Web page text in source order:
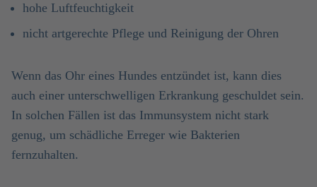
hohe Luftfeuchtigkeit
nicht artgerechte Pflege und Reinigung der Ohren
Wenn das Ohr eines Hundes entzündet ist, kann dies
auch einer unterschwelligen Erkrankung geschuldet sein.
In solchen Fällen ist das Immunsystem nicht stark
genug, um schädliche Erreger wie Bakterien
fernzuhalten.